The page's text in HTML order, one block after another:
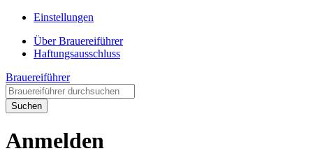
Einstellungen
Über Brauereiführer
Haftungsausschluss
Brauereiführer
Suchen
Anmelden